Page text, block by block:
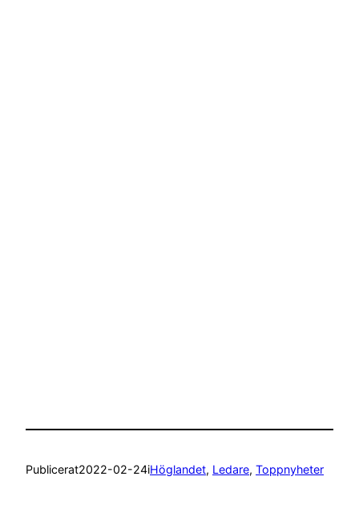
Publicerat2022-02-24iHöglandet, Ledare, Toppnyheter